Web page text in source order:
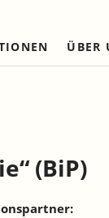
ÜBER
(BiP)